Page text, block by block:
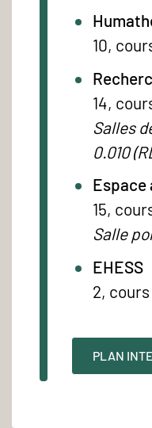
10,
14,
Salles
0.010
15,
Salle
EHESS
2,
PLAN